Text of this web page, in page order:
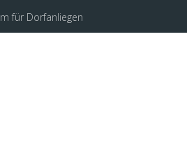
Unterinntal